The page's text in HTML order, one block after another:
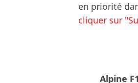
en priorité
cliquer sur
Alpine